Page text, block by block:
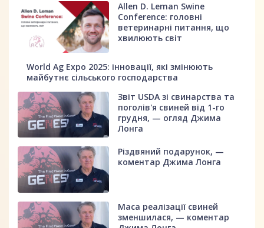
Allen D. Leman Swine
Conference: головні
ветеринарні питання, що
хвилюють світ
World Ag Expo 2025: інновації, які змінюють
майбутнє сільського господарства
Звіт USDA зі свинарства та
поголів'я свиней від 1-го
грудня, — огляд Джима
Лонга
Різдвяний подарунок, —
коментар Джима Лонга
Маса реалізації свиней
зменшилася, — коментар